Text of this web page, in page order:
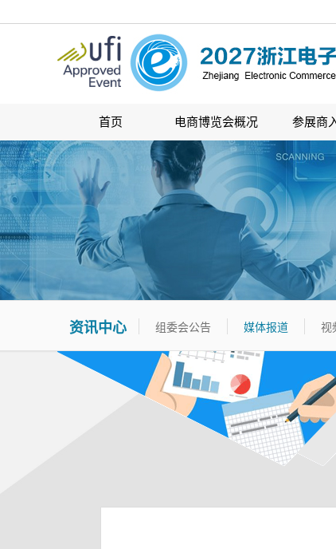
首页 电商博览会概况 参展商
资讯中心 组委会公告 媒体报道 视